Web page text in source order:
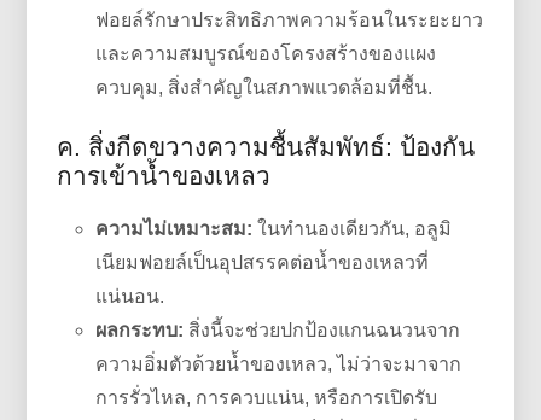
ฟอยล์รักษาประสิทธิภาพความร้อนในระยะยาว
และความสมบูรณ์ของโครงสร้างของแผง
ควบคุม, สิ่งสำคัญในสภาพแวดล้อมที่ชื้น.
ค. สิ่งกีดขวางความชื้นสัมพัทธ์: ป้องกัน
การเข้าน้ำของเหลว
ความไม่เหมาะสม: ในทำนองเดียวกัน, อลูมิ
เนียมฟอยล์เป็นอุปสรรคต่อน้ำของเหลวที่
แน่นอน.
ผลกระทบ: สิ่งนี้จะช่วยปกป้องแกนฉนวนจาก
ความอิ่มตัวด้วยน้ำของเหลว, ไม่ว่าจะมาจาก
การรั่วไหล, การควบแน่น, หรือการเปิดรับ